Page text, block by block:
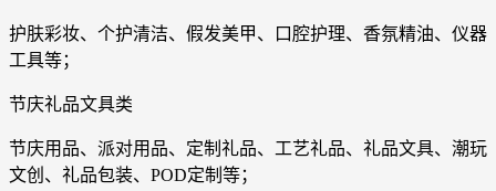
护肤彩妆、个护清洁、假发美甲、口腔护理、香氛精油、仪器
工具等；
节庆礼品文具类
节庆用品、派对用品、定制礼品、工艺礼品、礼品文具、潮玩
文创、礼品包装、POD定制等；